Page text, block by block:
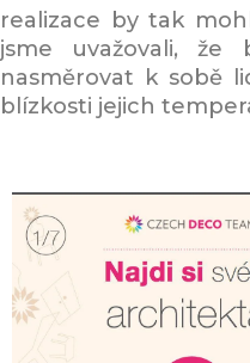
realizace by tak
jsme uvažovali, že
nasměrovat k sobě
blízkosti jejich